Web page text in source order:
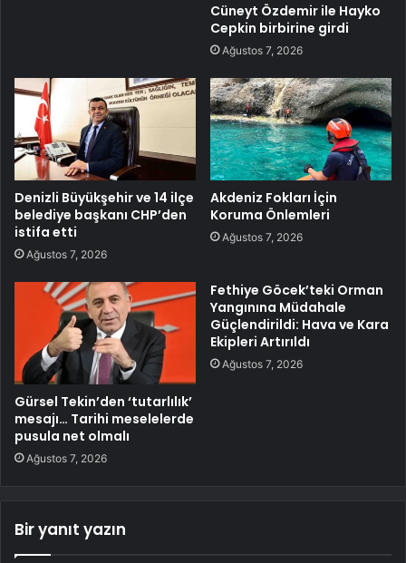
Cüneyt Özdemir ile Hayko
Cepkin birbirine girdi
Ağustos 7, 2026
Denizli Büyükşehir ve 14 ilçe
belediye başkanı CHP’den
istifa etti
Ağustos 7, 2026
Akdeniz Fokları İçin
Koruma Önlemleri
Ağustos 7, 2026
Gürsel Tekin’den ‘tutarlılık’
mesajı… Tarihi meselelerde
pusula net olmalı
Ağustos 7, 2026
Fethiye Göcek’teki Orman
Yangınına Müdahale
Güçlendirildi: Hava ve Kara
Ekipleri Artırıldı
Ağustos 7, 2026
Bir yanıt yazın